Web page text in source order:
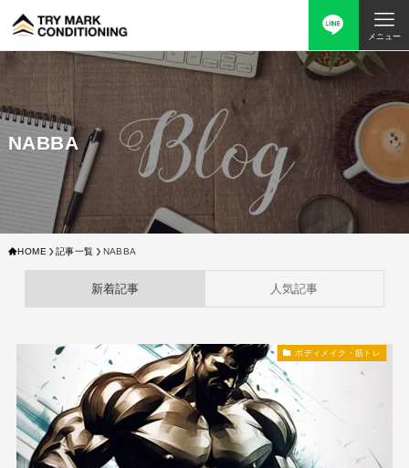
メニュー
NABBA
HOME 記事一覧 NABBA
新着記事 人気記事
ボディメイク・筋トレ